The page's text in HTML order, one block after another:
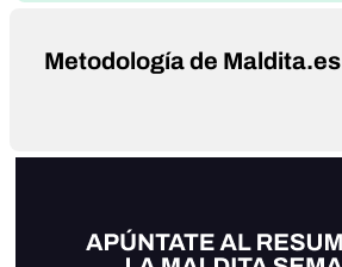
Metodología de Maldita.es